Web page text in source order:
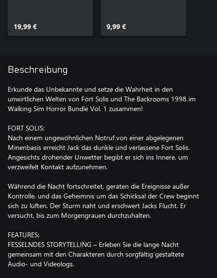
19,99 € 9,99 €
Beschreibung
Erkunde das Unbekannte und setze die Wahrheit in den
unwirtlichen Welten von Fort Solis und The Backrooms 1998 im
Walking Sim Horror Bundle Vol. 1 zusammen!
FORT SOLIS:
Nach einem ungewöhnlichen Notruf von einer abgelegenen
Minenbasis erreicht Jack das dunkle und verlassene Fort Solis.
Angesichts drohender Unwetter begibt er sich ins Innere, um
verzweifelt Kontakt aufzunehmen.
Während die Nacht fortschreitet, geraten die Ereignisse außer
Kontrolle, und das Geheimnis um das Schicksal der Crew beginnt
sich zu lüften. Der Sturm naht und erschwert Jacks Flucht. Er
versucht, bis zum Morgengrauen durchzuhalten.
FEATURES:
FESSELNDES STORYTELLING – Erleben Sie die lange Nacht
gemeinsam mit den Charakteren durch sorgfältig gestaltete
Audio- und Videologs.